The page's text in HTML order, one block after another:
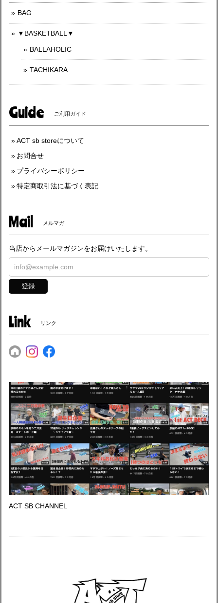
BAG
▼BASKETBALL▼
BALLAHOLIC
TACHIKARA
Guide ご利用ガイド
ACT sb storeについて
お問合せ
プライバシーポリシー
特定商取引法に基づく表記
Mail メルマガ
当店からメールマガジンをお届けいたします。
登録
Link リンク
ACT SB CHANNEL